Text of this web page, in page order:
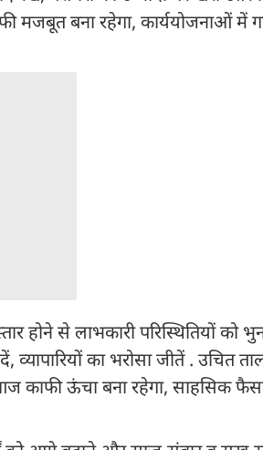
बना रहेगा, कार्ययोजनाओं में
होने से लाभकारी परिस्थितियों को
व्यापारियों का भरोसा जीतें . उचित
काफी ऊंचा बना रहेगा, साहसिक